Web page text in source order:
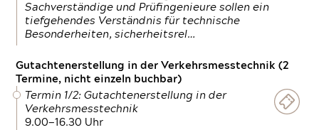
Sachverständige und Prüfingenieure sollen ein
tiefgehendes Verständnis für technische
Besonderheiten, sicherheitsrel…
Gutachtenerstellung in der Verkehrsmesstechnik (2
Termine, nicht einzeln buchbar)
Termin 1/2: Gutachtenerstellung in der
Verkehrsmesstechnik
9.00—16.30 Uhr